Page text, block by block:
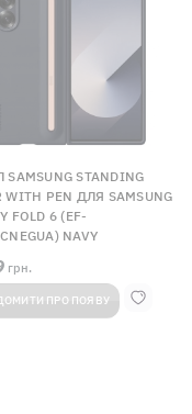
STANDING
WITH PEN ДЛЯ SAMSUNG
FOLD 6 (EF-
NAVY
грн.
ПРО ПОЯВУ